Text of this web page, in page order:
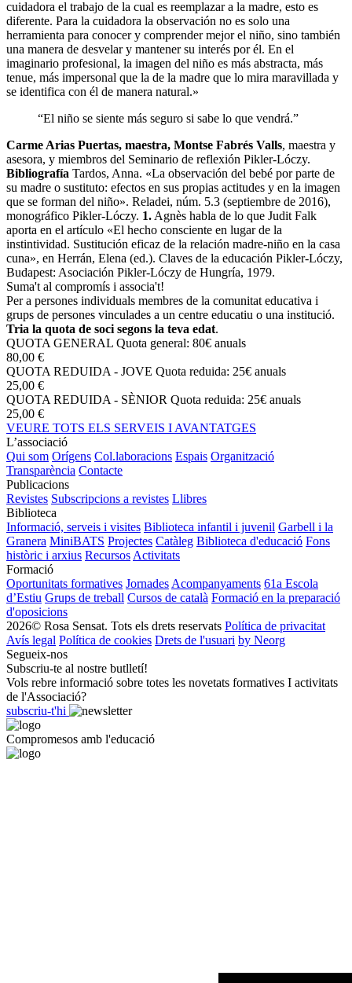
cuidadora el trabajo de la cual es reemplazar a la madre, esto es
diferente. Para la cuidadora la observación no es solo una
herramienta para conocer y comprender mejor el niño, sino también
una manera de desvelar y mantener su interés por él. En el
imaginario profesional, la imagen del niño es más abstracta, más
tenue, más impersonal que la de la madre que lo mira maravillada y
se identifica con él de manera natural.»
“El niño se siente más seguro si sabe lo que vendrá.”
Carme Arias Puertas, maestra, Montse Fabrés Valls, maestra y
asesora, y miembros del Seminario de reflexión Pikler-Lóczy.
Bibliografía Tardos, Anna. «La observación del bebé por parte de
su madre o sustituto: efectos en sus propias actitudes y en la imagen
que se forman del niño». Reladei, núm. 5.3 (septiembre de 2016),
monográfico Pikler-Lóczy. 1. Agnès habla de lo que Judit Falk
aporta en el artículo «El hecho consciente en lugar de la
instintividad. Sustitución eficaz de la relación madre-niño en la casa
cuna», en Herrán, Elena (ed.). Claves de la educación Pikler-Lóczy,
Budapest: Asociación Pikler-Lóczy de Hungría, 1979.
Suma't al compromís i associa't!
Per a persones individuals membres de la comunitat educativa i
grups de persones vinculades a un centre educatiu o una institució.
Tria la quota de soci segons la teva edat.
QUOTA GENERAL Quota general: 80€ anuals
80,00 €
QUOTA REDUIDA - JOVE Quota reduida: 25€ anuals
25,00 €
QUOTA REDUIDA - SÈNIOR Quota reduida: 25€ anuals
25,00 €
VEURE TOTS ELS SERVEIS I AVANTATGES
L’associació
Qui som Orígens Col.laboracions Espais Organització
Transparència Contacte
Publicacions
Revistes Subscripcions a revistes Llibres
Biblioteca
Informació, serveis i visites Biblioteca infantil i juvenil Garbell i la
Granera MiniBATS Projectes Catàleg Biblioteca d'educació Fons
històric i arxius Recursos Activitats
Formació
Oportunitats formatives Jornades Acompanyaments 61a Escola
d’Estiu Grups de treball Cursos de català Formació en la preparació
d'oposicions
2026© Rosa Sensat. Tots els drets reservats Política de privacitat
Avís legal Política de cookies Drets de l'usuari by Neorg
Segueix-nos
Subscriu-te al nostre butlletí!
Vols rebre informació sobre totes les novetats formatives I activitats
de l'Associació?
subscriu-t'hi
Compromesos amb l'educació